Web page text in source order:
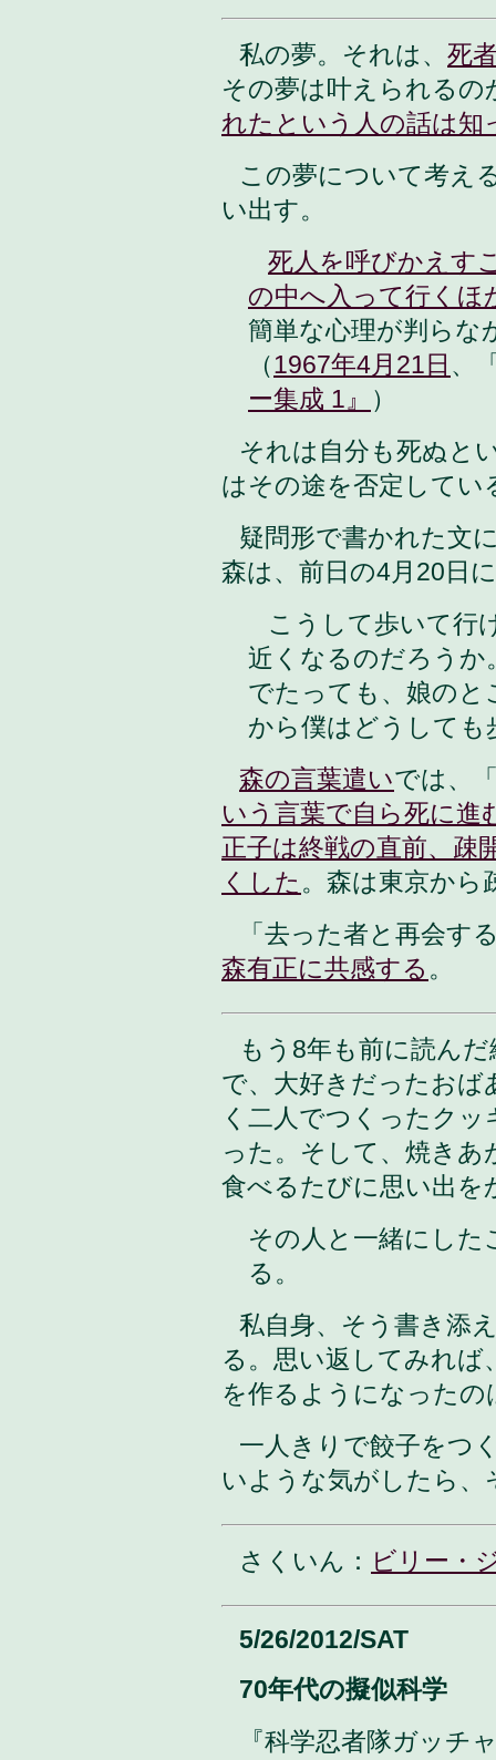
私の夢。それは、 死
その夢は叶えられる
れたという人の話は知
この夢について考え
い出す。
死人を呼びかえす
の中へ入って行くほ
簡単な心理が判らな
（1967年4月21日 、
ー集成 1』
）
それは自分も死ぬと
はその途を否定してい
疑問形で書かれた文
森は、前日の4月20日
こうして歩いて行
近くなるのだろうか
でたっても、娘の
から僕はどうして
森の言葉遣いでは、
いう言葉で自ら死に進
正子は終戦の直前、疎
くした 。森は東京から
「去った者と再会す
森有正に共感する 。
もう8年も前に読んだ
で、大好きだったおば
く二人でつくったク
った。そして、焼き
食べるたびに思い出を
その人と一緒にし
る。
私自身、そう書き添
る。思い返してみれば
を作るようになった
一人きりで餃子をつ
いような気がしたら
さくいん： ビリー・
5/26/2012/SAT
70年代の擬似科学
『科学忍者隊ガッチ